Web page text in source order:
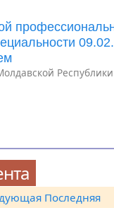
Республики
Последняя